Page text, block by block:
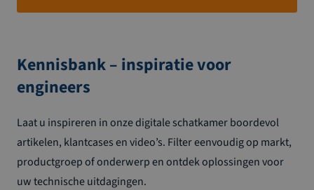
Kennisbank – inspiratie voor
engineers
Laat u inspireren in onze digitale schatkamer boordevol
artikelen, klantcases en video’s. Filter eenvoudig op markt,
productgroep of onderwerp en ontdek oplossingen voor
uw technische uitdagingen.